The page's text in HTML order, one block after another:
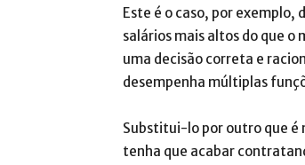
Este é o caso, por exemplo,
salários mais altos do que o
uma decisão correta e
desempenha múltiplas
Substitui-lo por outro que é
tenha que acabar